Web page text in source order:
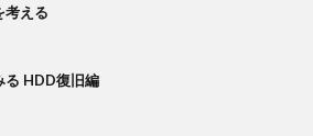
える
る HDD復旧編